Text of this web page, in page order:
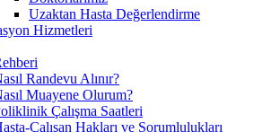
Uzaktan Hasta Değerlendirme
Hizmetleri
Randevu Alınır?
Muayene Olurum?
Çalışma Saatleri
Çalışan Hakları ve Sorumlulukları